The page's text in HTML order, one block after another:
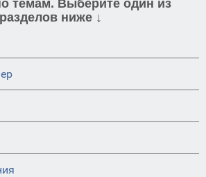
темам. Выберите один из
разделов ниже ↓